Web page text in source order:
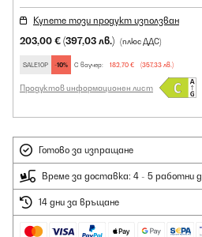
Купете този продукт използван
203,00 € (397,03 лв.) (плюс ДДС)
SALE10P -10% С ваучер: 182,70 € (357,33 лв.)
Продуктов информационен лист
Готово за изпращане
Време за доставка: 4 - 5 работни
14 дни за връщане